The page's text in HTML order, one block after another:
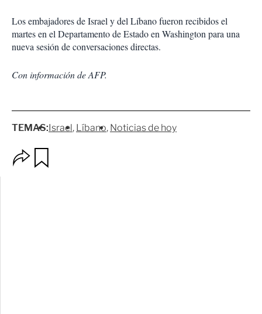
Los embajadores de Israel y del Líbano fueron recibidos el
martes en el Departamento de Estado en Washington para una
nueva sesión de conversaciones directas.
Con información de AFP.
TEMAS:Israel Líbano Noticias de hoy